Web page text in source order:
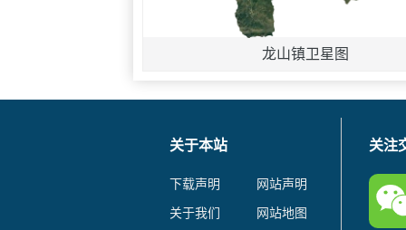
龙山镇卫星图
关于本站
下载声明
网站声明
关于我们
网站地图
关注